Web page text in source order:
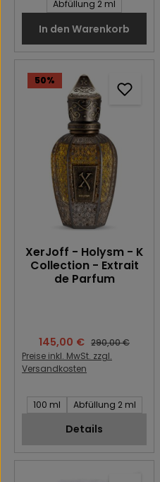
Abfüllung 2 ml
In den Warenkorb
50%
XerJoff - Holysm - K
Collection - Extrait
de Parfum
Verkaufspreis:
145,00 € Regulärer Preis:
290,00 €
Preise inkl. MwSt. zzgl.
Versandkosten
Inhalt des Artikel:
100 ml Abfüllung 2 ml
Details